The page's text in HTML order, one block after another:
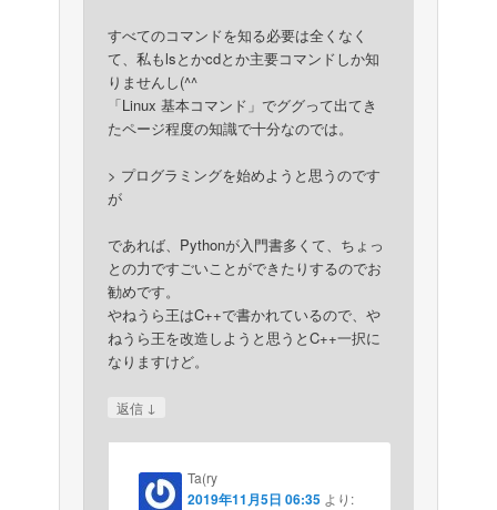
すべてのコマンドを知る必要は全くなく
て、私もlsとかcdとか主要コマンドしか知
りませんし(^^ゞ
「Linux 基本コマンド」でググって出てき
たページ程度の知識で十分なのでは。
> プログラミングを始めようと思うのです
が
であれば、Pythonが入門書多くて、ちょっ
との力ですごいことができたりするのでお
勧めです。
やねうら王はC++で書かれているので、や
ねうら王を改造しようと思うとC++一択に
なりますけど。
返信 ↓
Ta(ry
2019年11月5日 06:35 より: